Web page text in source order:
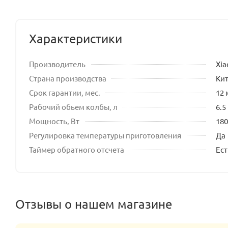
Характеристики
Производитель
Страна производства
Срок гарантии, мес.
12
Рабочий обьем колбы, л
6.5
Мощность, Вт
Регулировка температуры приготовления
Да
Таймер обратного отсчета
Отзывы о нашем магазине